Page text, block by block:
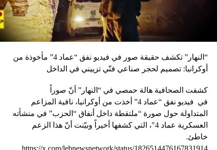
بتفكيك مخيمات للنازحين، مستعينة بقوى أمنية محلية، بحيث
ينتقل هؤلاء النازحين إلى مناطق أخرى، فلا تعلم الدولة اللبنانية
وأجهزتها وجهتهم وفي أي مناطق باتوا، حتى تتمكن من متابعة
وضعهم، لا سيما على الصعيد الأمني. وتشير إلى أن هذا الأمر
حصل في منطقة البترون في الأيام القليلة الماضية، وتحديداً في
بلدة كبا، على أن يتم إخلاء نازحين يقطنون في 3 بلدات بترونية
أخرى نهاية هذا الأسبوع أيضاً، لأن المواطنين اللبنانيين في هذه
القرى يشكون من وجودهم. ويعتقد المصدر الوزاري أنه إذا كان
مفهوما أن أهالي هذه القرى لم يعودوا قادرين على احتمال
النزوح، فإن انتقال النازحين من دون تأمين أماكن بديلة لهم يخلق
مشكلة أخرى حول الوجهة التي سلكوها، وهذا يزيد من فوضى
انتشارهم الذي حصل في البلد منذ بداية تهجيرهم، نتيجة عدم
تنظيم وجودهم في أماكن محصورة، ما فاقم أضرار عشوائية هذا
“النهار” تكشف حقيقة صور في فيديو نفق “عماد 4” مأخوذة من
أوكرانيا: تصميم لحجر صناعي فنّي تزييني في الداخل
كشفت الصحافية هالة حمصي في “النهار” أنّ صوراً
في فيديو
نفق “عماد 4” أخذت من أوكرانيا، نافية المزاعم
المتداولة حول صورة “ملتقطة داخل أنفاق “الحزب” في منشأته
العسكرية عماد 4″، التي كشفها أخيراً وبيّنت أنّ هذا الزعم
خاطئ.
https://x.com/lebnewsnetwork/status/1826514476167831914